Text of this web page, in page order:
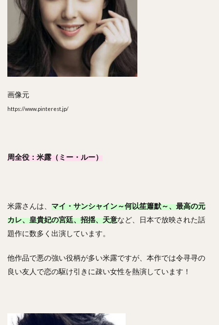
画像元
https://www.pinterest.jp/
周全役：米露（ミー・ルー）
米露さんは、 マイ・サンシャイン～何以笙簫默～、最高の元
カレ、皇貴妃の宮廷、招揺、天意など、日本で放映された話
題作に数多く出演しています。
他作品で悪の強い役柄が多い米露ですが、本作では令寻寻の
良い友人で恋の駆け引きに疎い女性を熱演しています！